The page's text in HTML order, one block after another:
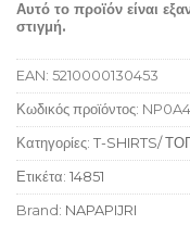
Αυτό το προϊόν είναι
στιγμή.
EAN: 5210000130453
Κωδικός προϊόντος:
Κατηγορίες: T-SHIRTS/
Ετικέτα: 14851
Brand: NAPAPIJRI